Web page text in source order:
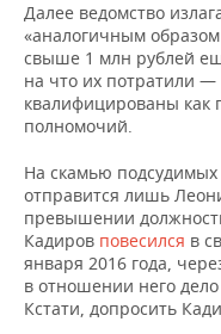
ХОККЕЙ С МЯЧОМ
ПРОИСШЕСТВИЯ
Далее ведомство
«аналогичным
свыше 1 млн рублей
на что их потратили
квалифицированы
полномочий.
На скамью
отправится лишь
превышении
Кадиров повесился в
января 2016 года,
в отношении него
Кстати, допросить